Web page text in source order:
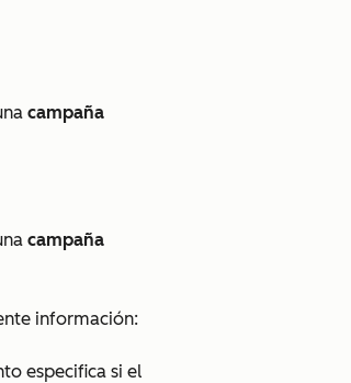
campaña
campaña
información:
especifica si el